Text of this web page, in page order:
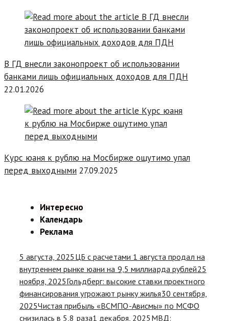
В ГД внесли законопроект об использовании
банками лишь официальных доходов для ПДН
22.01.2026
Курс юаня к рублю на Мосбирже ощутимо упал
перед выходными 27.09.2025
Интересно
Календарь
Реклама
5 августа, 2025 ЦБ с расчетами 1 августа продал на
внутреннем рынке юани на 9,5 миллиарда рублей25
ноября, 2025Гольдберг: высокие ставки проектного
финансирования угрожают рынку жилья30 сентября,
2025Чистая прибыль «ВСМПО-Ависмы» по МСФО
снизилась в 5,8 раза1 декабря, 2025 МВД: